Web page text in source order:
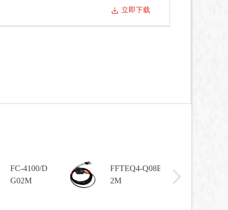
立即下载
FC-4100/D
G02M
FFTEQ4-Q08B
2M